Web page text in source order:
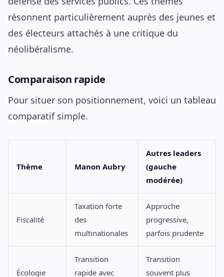
résonnent particulièrement auprès des jeunes et
des électeurs attachés à une critique du
néolibéralisme.
Comparaison rapide
Pour situer son positionnement, voici un tableau
comparatif simple.
Thème Manon Aubry
Autres leaders
(gauche
modérée)
Fiscalité
Taxation forte
des
multinationales
Approche
progressive,
parfois prudente
Écologie
Transition
rapide avec
Transition
souvent plus